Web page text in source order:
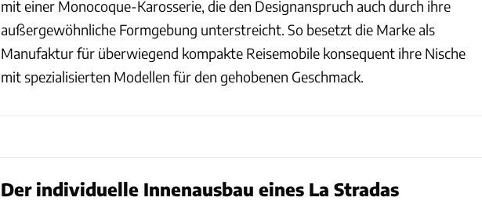
mit einer Monocoque-Karosserie, die den Designanspruch auch durch ihre
außergewöhnliche Formgebung unterstreicht. So besetzt die Marke als
Manufaktur für überwiegend kompakte Reisemobile konsequent ihre Nische
mit spezialisierten Modellen für den gehobenen Geschmack.
Der individuelle Innenausbau eines La Stradas